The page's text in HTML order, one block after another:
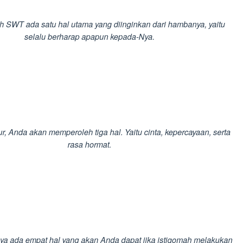
SWT ada satu hal utama yang diinginkan dari hambanya, yaitu
selalu berharap apapun kepada-Nya.
Anda akan memperoleh tiga hal. Yaitu cinta, kepercayaan, serta
rasa hormat.
ada empat hal yang akan Anda dapat jika istiqomah melakukan